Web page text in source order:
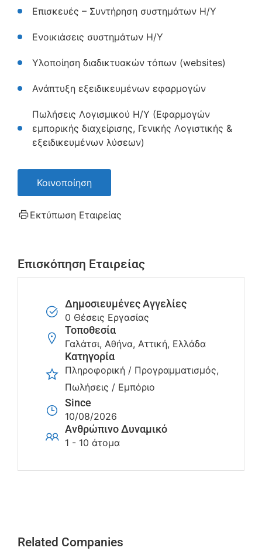
Επισκευές – Συντήρηση συστημάτων Η/Υ
Ενοικιάσεις συστημάτων Η/Υ
Υλοποίηση διαδικτυακών τόπων (websites)
Ανάπτυξη εξειδικευμένων εφαρμογών
Πωλήσεις Λογισμικού Η/Υ (Εφαρμογών
εμπορικής διαχείρισης, Γενικής Λογιστικής &
εξειδικευμένων λύσεων)
Κοινοποίηση
Εκτύπωση Εταιρείας
Επισκόπηση Εταιρείας
Δημοσιευμένες Αγγελίες
0 Θέσεις Εργασίας
Τοποθεσία
Γαλάτσι, Αθήνα, Αττική, Ελλάδα
Κατηγορία
Πληροφορική / Προγραμματισμός
Πωλήσεις / Εμπόριο
Since
10/08/2026
Ανθρώπινο Δυναμικό
1 - 10 άτομα
Related Companies